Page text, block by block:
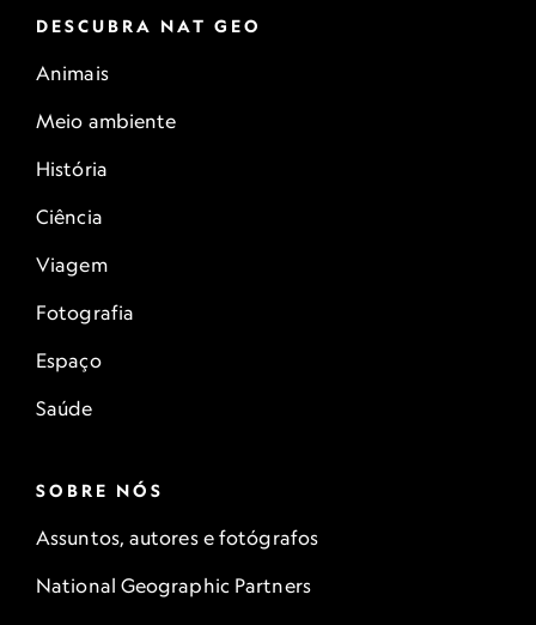
DESCUBRA NAT GEO
Animais
Meio ambiente
História
Ciência
Viagem
Fotografia
Espaço
Saúde
SOBRE NÓS
Assuntos, autores e fotógrafos
National Geographic Partners